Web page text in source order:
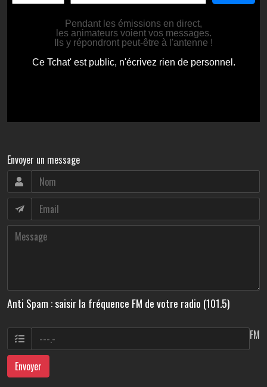
Envoyer un message
Anti Spam : saisir la fréquence FM de votre radio (101.5)
FM
Envoyer